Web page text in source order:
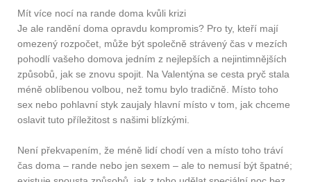
Mít více nocí na rande doma kvůli krizi
Je ale randění doma opravdu kompromis? Pro ty, kteří mají
omezený rozpočet, může být společně strávený čas v mezích
pohodlí vašeho domova jedním z nejlepších a nejintimnějších
způsobů, jak se znovu spojit. Na Valentýna se cesta pryč stala
méně oblíbenou volbou, než tomu bylo tradičně. Místo toho
sex nebo pohlavní styk zaujaly hlavní místo v tom, jak chceme
oslavit tuto příležitost s našimi blízkými.
Není překvapením, že méně lidí chodí ven a místo toho tráví
čas doma – rande nebo jen sexem – ale to nemusí být špatné;